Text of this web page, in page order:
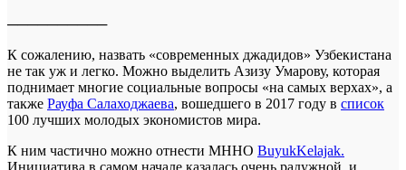
──────────
К сожалению, назвать «современных джадидов» Узбекистана
не так уж и легко. Можно выделить Азизу Умарову, которая
поднимает многие социальные вопросы «на самых верхах», а
также Рауфа Салаходжаева, вошедшего в 2017 году в список
100 лучших молодых экономистов мира.
К ним частично можно отнести МННО BuyukKelajak.
Инициатива в самом начале казалась очень радужной, и